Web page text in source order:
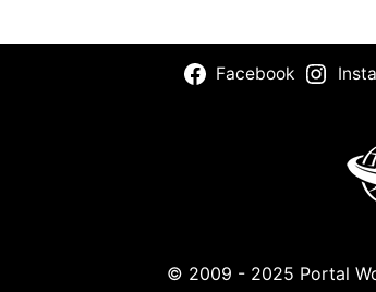
Facebook
© 2009 - 2025 Portal